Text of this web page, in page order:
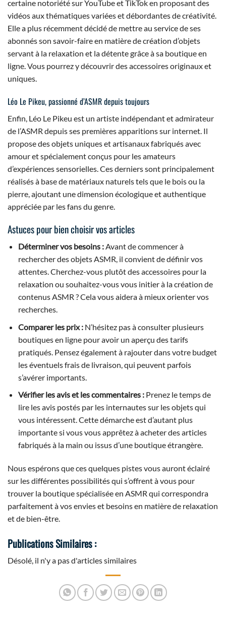
certaine notoriété sur YouTube et TikTok en proposant des
vidéos aux thématiques variées et débordantes de créativité.
Elle a plus récemment décidé de mettre au service de ses
abonnés son savoir-faire en matière de création d’objets
servant à la relaxation et la détente grâce à sa boutique en
ligne. Vous pourrez y découvrir des accessoires originaux et
uniques.
Léo Le Pikeu, passionné d’ASMR depuis toujours
Enfin, Léo Le Pikeu est un artiste indépendant et admirateur
de l’ASMR depuis ses premières apparitions sur internet. Il
propose des objets uniques et artisanaux fabriqués avec
amour et spécialement conçus pour les amateurs
d’expériences sensorielles. Ces derniers sont principalement
réalisés à base de matériaux naturels tels que le bois ou la
pierre, ajoutant une dimension écologique et authentique
appréciée par les fans du genre.
Astuces pour bien choisir vos articles
Déterminer vos besoins :Avant de commencer à
rechercher des objets ASMR, il convient de définir vos
attentes. Cherchez-vous plutôt des accessoires pour la
relaxation ou souhaitez-vous vous initier à la création de
contenus ASMR ? Cela vous aidera à mieux orienter vos
recherches.
Comparer les prix :N’hésitez pas à consulter plusieurs
boutiques en ligne pour avoir un aperçu des tarifs
pratiqués. Pensez également à rajouter dans votre budget
les éventuels frais de livraison, qui peuvent parfois
s’avérer importants.
Vérifier les avis et les commentaires :Prenez le temps de
lire les avis postés par les internautes sur les objets qui
vous intéressent. Cette démarche est d’autant plus
importante si vous vous apprêtez à acheter des articles
fabriqués à la main ou issus d’une boutique étrangère.
Nous espérons que ces quelques pistes vous auront éclairé
sur les différentes possibilités qui s’offrent à vous pour
trouver la boutique spécialisée en ASMR qui correspondra
parfaitement à vos envies et besoins en matière de relaxation
et de bien-être.
Publications Similaires :
Désolé, il n'y a pas d'articles similaires